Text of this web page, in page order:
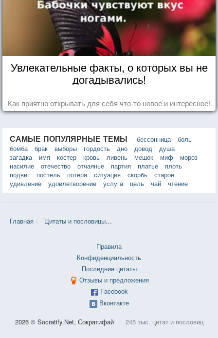
Увлекательные факты, о которых вы не
догадывались!
Как приятно открывать для себя что-то новое и интересное!
САМЫЕ ПОПУЛЯРНЫЕ ТЕМЫ бессонница
боль
бомба
брак выборы гордость дно довод
душа
загадка
имя костер кровь ливень мешок миф
мороз
насилие
отечество отчаянье партия платье
плоть
подвиг
постель потеря ситуация скорбь
старое
удивление
удовлетворение услуга цель чай чтение
Главная Цитаты и пословицы
Правила
Конфиденциальность
Последние цитаты
Отзывы и предложения
Facebook
Вконтакте
2026 © Socratify.Net, Сократифай 245 тыс. цитат и пословиц